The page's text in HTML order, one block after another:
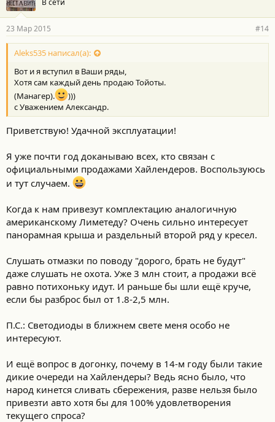
В сети
23 Мар 2015 #14
Aleks535 написал(а):
Вот и я вступил в Ваши ряды,
Хотя сам каждый день продаю Тойоты.
(Манагер).
)))
с Уважением Александр.
Приветствую! Удачной эксплуатации!
Я уже почти год доканываю всех, кто связан с
официальными продажами Хайлендеров. Воспользуюсь
и тут случаем.
Когда к нам привезут комплектацию аналогичную
американскому Лиметеду? Очень сильно интересует
панорамная крыша и раздельный второй ряд у кресел.
Слушать отмазки по поводу "дорого, брать не будут"
даже слушать не охота. Уже 3 млн стоит, а продажи всё
равно потихоньку идут. И раньше бы шли ещё круче,
если бы разброс был от 1.8-2,5 млн.
П.С.: Светодиоды в ближнем свете меня особо не
интересуют.
И ещё вопрос в догонку, почему в 14-м году были такие
дикие очереди на Хайлендеры? Ведь ясно было, что
народ кинется сливать сбережения, разве нельзя было
привезти авто хотя бы для 100% удовлетворения
текущего спроса?